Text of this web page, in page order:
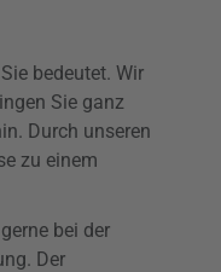
bedeutet. Wir
Sie ganz
Durch unseren
zu einem
bei der
Der